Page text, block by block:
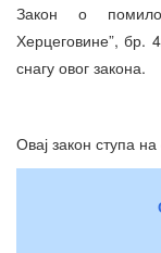
Закон о
Херцеговине”, бр.
снагу овог закона.
Овај закон ступа